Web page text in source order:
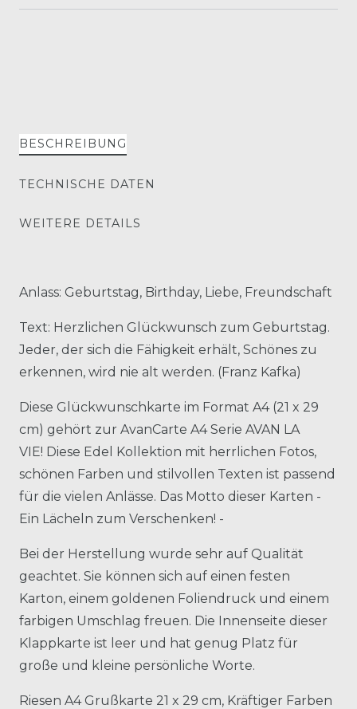
BESCHREIBUNG
TECHNISCHE DATEN
WEITERE DETAILS
Anlass: Geburtstag, Birthday, Liebe, Freundschaft
Text: Herzlichen Glückwunsch zum Geburtstag.
Jeder, der sich die Fähigkeit erhält, Schönes zu
erkennen, wird nie alt werden. (Franz Kafka)
Diese Glückwunschkarte im Format A4 (21 x 29
cm) gehört zur AvanCarte A4 Serie AVAN LA
VIE! Diese Edel Kollektion mit herrlichen Fotos,
schönen Farben und stilvollen Texten ist passend
für die vielen Anlässe. Das Motto dieser Karten -
Ein Lächeln zum Verschenken! -
Bei der Herstellung wurde sehr auf Qualität
geachtet. Sie können sich auf einen festen
Karton, einem goldenen Foliendruck und einem
farbigen Umschlag freuen. Die Innenseite dieser
Klappkarte ist leer und hat genug Platz für
große und kleine persönliche Worte.
Riesen A4 Grußkarte 21 x 29 cm, Kräftiger Farben